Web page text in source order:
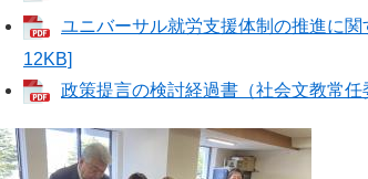
ユニバーサル就労支援体制の推進に
12KB]
政策提言の検討経過書（社会文教常